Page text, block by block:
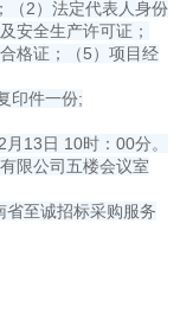
（2）法定代表人身份
安全生产许可证；
格证；（5）项目经
印件一份;
13日 10时：00分。
限公司五楼会议室
至诚招标采购服务